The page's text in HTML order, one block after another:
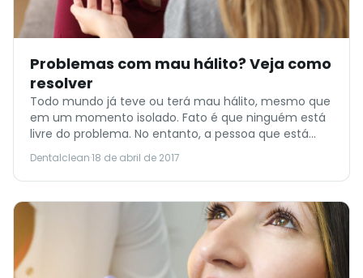
Problemas com mau hálito? Veja como
resolver
Todo mundo já teve ou terá mau hálito, mesmo que
em um momento isolado. Fato é que ninguém está
livre do problema. No entanto, a pessoa que está
Quem convive com o indivíduo é que percebe e
ainda fica responsável de avisá-lo. A boa notícia é
que […]
Dentalclean·18 de abril de 2017